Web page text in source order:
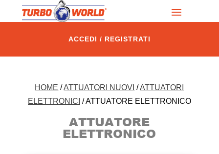
ACCEDI / REGISTRATI
HOME /ATTUATORI NUOVI /ATTUATORI
ELETTRONICI / ATTUATORE ELETTRONICO
ATTUATORE
ELETTRONICO